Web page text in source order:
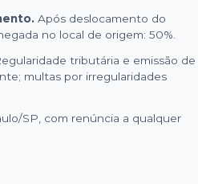
Após deslocamento do
no local de origem: 50%.
tributária e emissão de
multas por irregularidades
SP, com renúncia a qualquer